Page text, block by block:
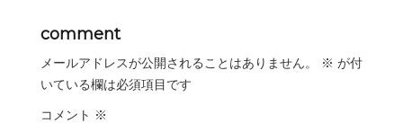
comment
メールアドレスが公開されることはありません。 ※ が付
いている欄は必須項目です
コメント ※